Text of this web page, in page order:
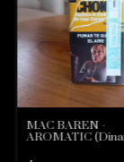
MAC BAREN -
AROMATIC